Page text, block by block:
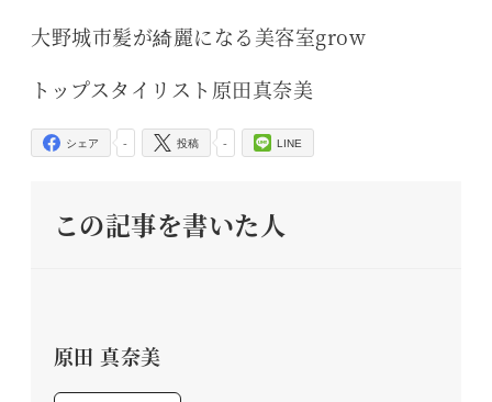
大野城市髪が綺麗になる美容室grow
トップスタイリスト原田真奈美
-
シェア -
投稿 LINE
この記事を書いた人
原田 真奈美